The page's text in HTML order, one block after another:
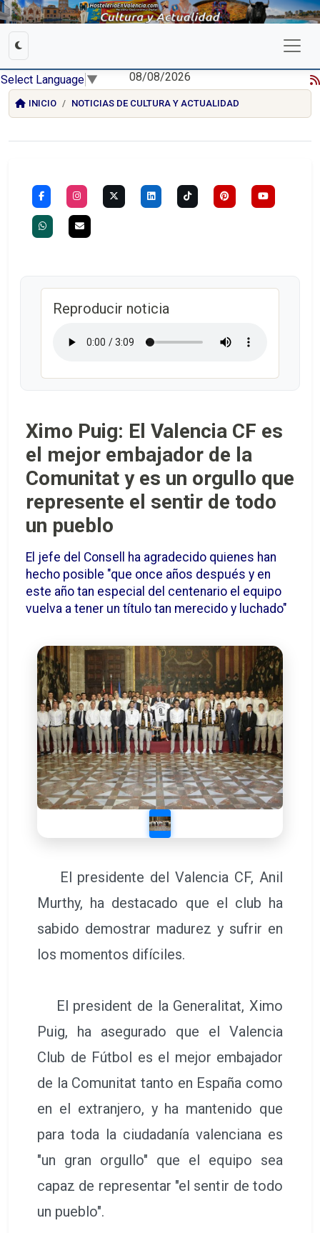
Select Language ▼ 08/08/2026
INICIO NOTICIAS DE CULTURA Y ACTUALIDAD
Reproducir noticia
Ximo Puig: El Valencia CF es
el mejor embajador de la
Comunitat y es un orgullo que
represente el sentir de todo
un pueblo
El jefe del Consell ha agradecido quienes han
hecho posible "que once años después y en
este año tan especial del centenario el equipo
vuelva a tener un título tan merecido y luchado"
El presidente del Valencia CF, Anil
Murthy, ha destacado que el club ha
sabido demostrar madurez y sufrir en
los momentos difíciles.
El president de la Generalitat, Ximo
Puig, ha asegurado que el Valencia
Club de Fútbol es el mejor embajador
de la Comunitat tanto en España como
en el extranjero, y ha mantenido que
para toda la ciudadanía valenciana es
"un gran orgullo" que el equipo sea
capaz de representar "el sentir de todo
un pueblo".